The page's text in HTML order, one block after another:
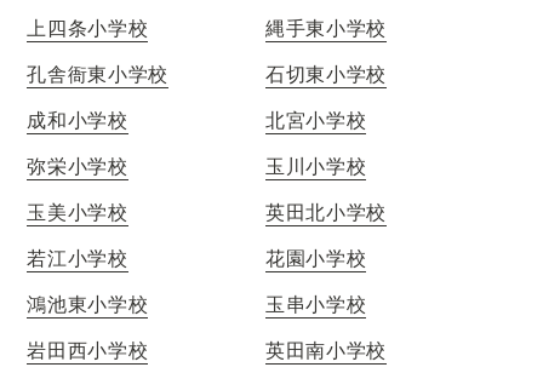
上四条小学校
縄手東小学校
孔舎衙東小学校
石切東小学校
成和小学校
北宮小学校
弥栄小学校
玉川小学校
玉美小学校
英田北小学校
若江小学校
花園小学校
鴻池東小学校
玉串小学校
岩田西小学校
英田南小学校